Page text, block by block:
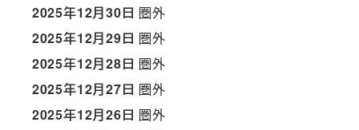
2025年12月30日 圏外
2025年12月29日 圏外
2025年12月28日 圏外
2025年12月27日 圏外
2025年12月26日 圏外